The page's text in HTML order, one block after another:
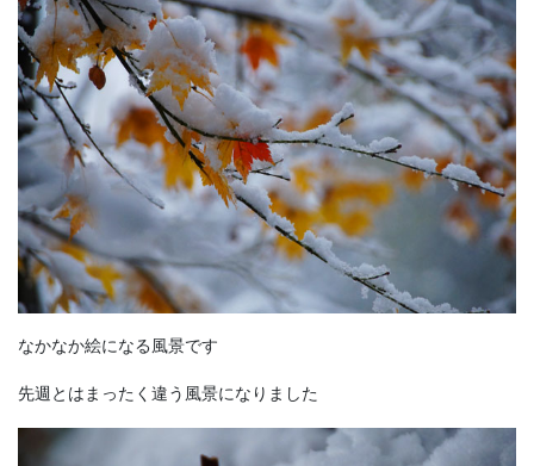
なかなか絵になる風景です
先週とはまったく違う風景になりました